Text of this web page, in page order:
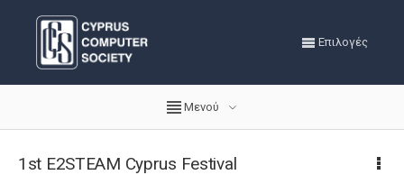
Επιλογές
Μενού
1st E2STEAM Cyprus Festival